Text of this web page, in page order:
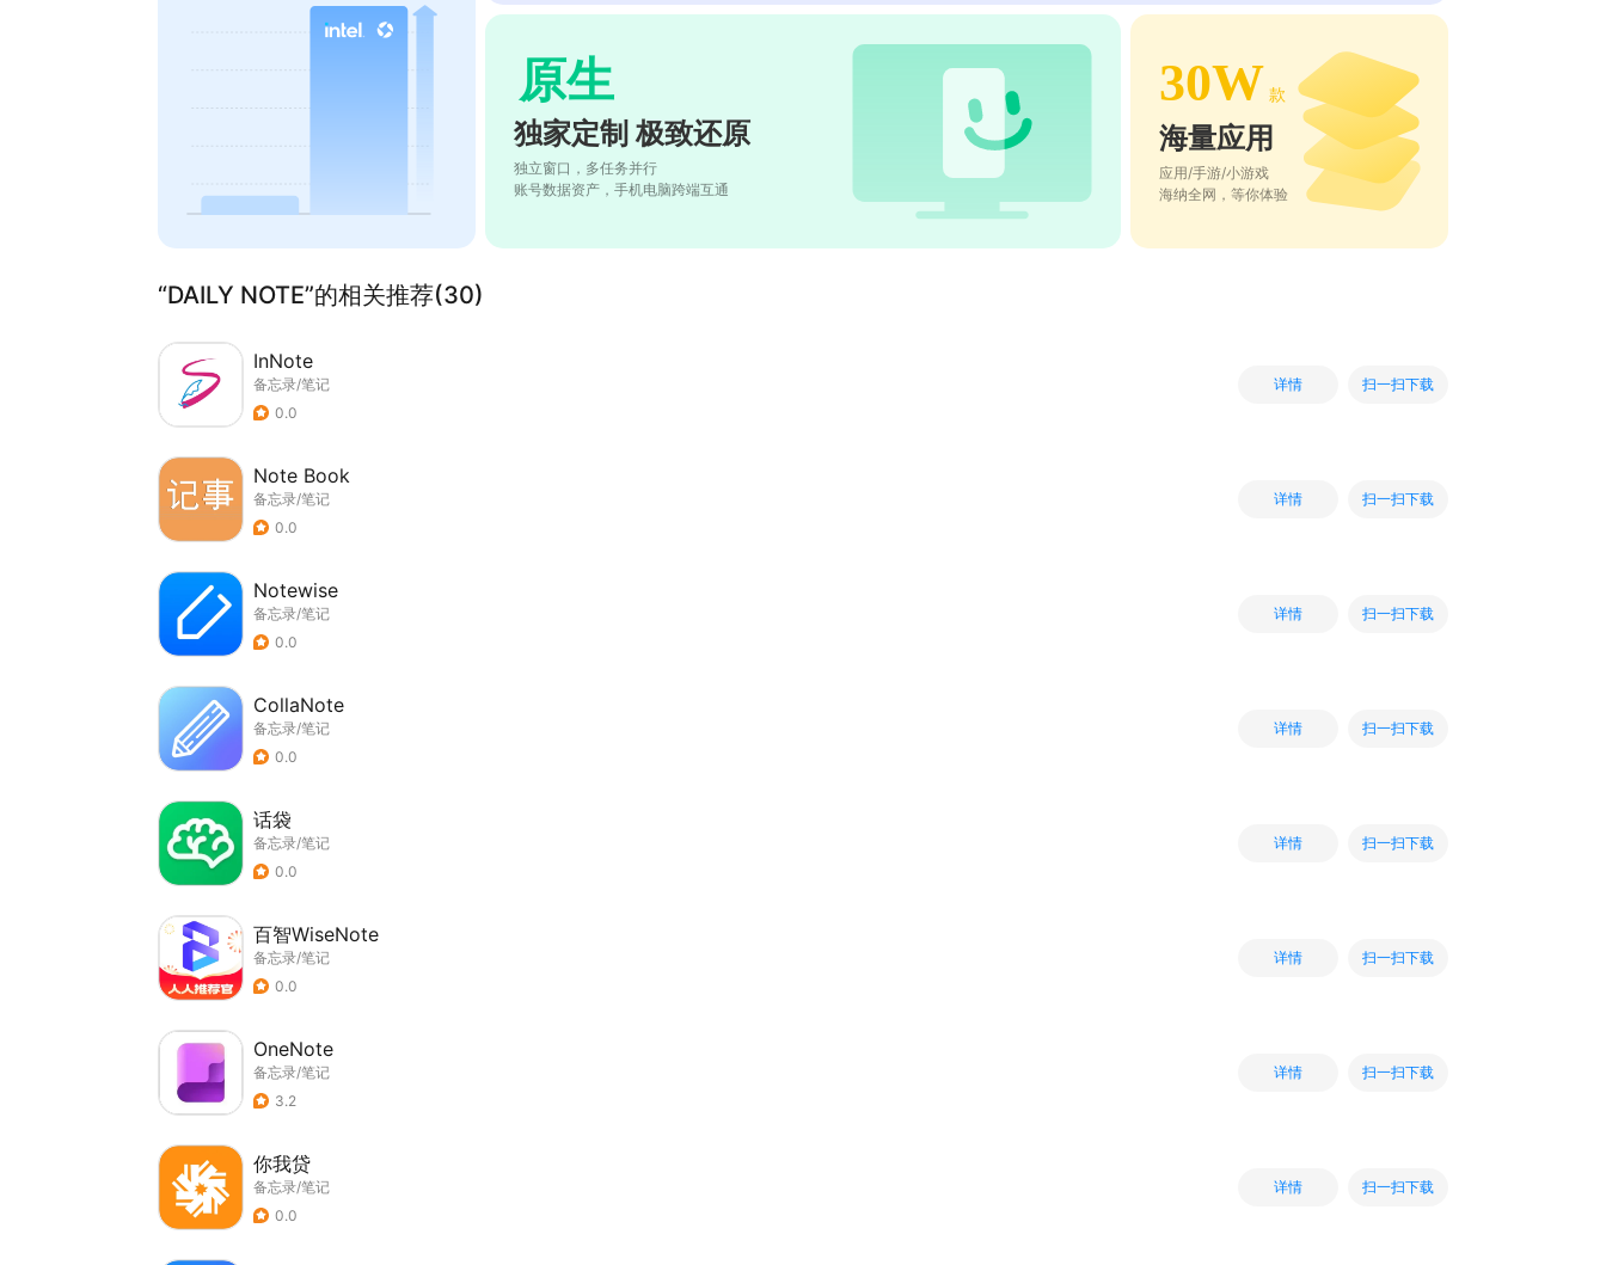
原生
独家定制 极致还原
独立窗口，多任务并行
账号数据资产，手机电脑跨端互通
30W 款
海量应用
应用/手游/小游戏
海纳全网，等你体验
“DAILY NOTE”的相关推荐(30)
InNote
备忘录/笔记
0.0
详情 扫一扫下载
Note Book
备忘录/笔记
0.0
详情 扫一扫下载
Notewise
备忘录/笔记
0.0
详情 扫一扫下载
CollaNote
备忘录/笔记
0.0
详情 扫一扫下载
话袋
备忘录/笔记
0.0
详情 扫一扫下载
百智WiseNote
备忘录/笔记
0.0
详情 扫一扫下载
OneNote
备忘录/笔记
3.2
详情 扫一扫下载
你我贷
备忘录/笔记
0.0
详情 扫一扫下载